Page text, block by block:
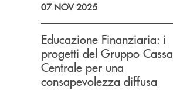
07 NOV 2025
Educazione Finanziaria: i
progetti del Gruppo Cassa
Centrale per una
consapevolezza diffusa